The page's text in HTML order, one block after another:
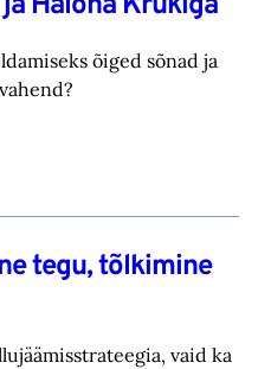
õiged sõnad ja
tegu, tõlkimine
vaid ka